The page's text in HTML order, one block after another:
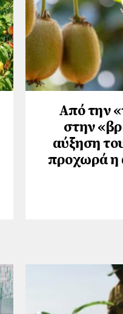
Από την
στην
αύξηση
προχωρά η